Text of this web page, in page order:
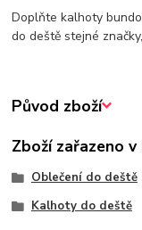
Doplňte kalhoty
do deště stejné
Původ zboží
Zboží zařazeno
Oblečení do deště
Kalhoty do deště